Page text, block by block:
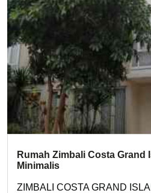
Rumah Zimbali Costa Grand
Minimalis
ZIMBALI COSTA GRAND